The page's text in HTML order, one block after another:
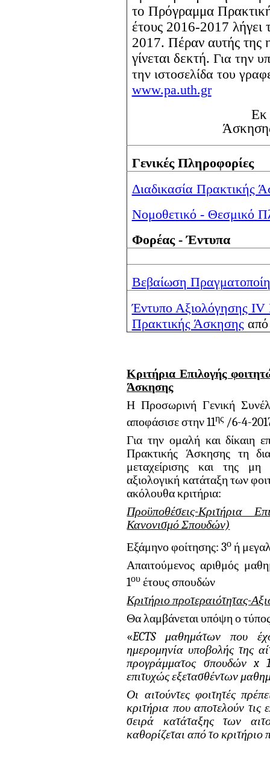
το Πρόγραμμα
έτους 2016-2017
2017. Πέραν αυτής της
γίνεται δεκτή. Για την
την ιστοσελίδα του
www.pa.uth.gr
Γενικές Πληροφορίες
Διαδικασία Πρακτικής
Νομοθετικό - Θεσμικό
Φορέας - Έντυπα
Βεβαίωση
Έντυπο Αξιολόγησης IV
Πρακτικής Άσκησης
Κριτήρια Επιλογής
Άσκησης
Η Προσωρινή Γενική
αποφάσισε στην 11ης/6-4-
Για την ομαλή και δίκαιη
Πρακτικής Άσκησης τη
μεταχείρισης και της
αξιολογική κατάταξη των
ακόλουθα κριτήρια:
Προϋποθέσεις-Κριτήρια
Κανονισμό Σπουδών)
Εξάμηνο φοίτησης: 3ο ή
Απαιτούμενος αριθμός
1ου έτους σπουδών
Κριτήριο προτεραιότητας-
Θα λαμβάνεται υπόψη ο
«ECTSμαθημάτων που
ημερομηνία υποβολής της
προγράμματος σπουδώνx
επιτυχώς εξετασθέντων
Οι αιτούντες φοιτητές
κριτήρια που αποτελούν τις
σειρά κατάταξης των
καθορίζεται από το κριτήριο